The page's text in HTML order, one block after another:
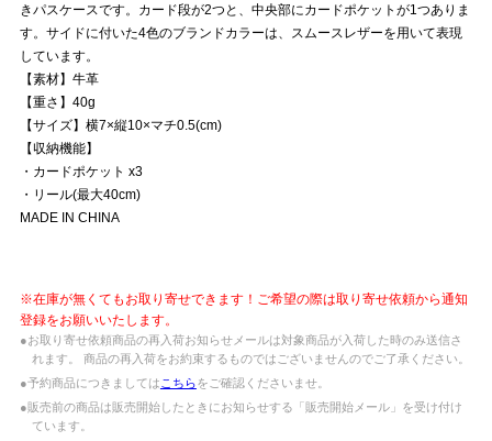
きパスケースです。カード段が2つと、中央部にカードポケットが1つありま
す。サイドに付いた4色のブランドカラーは、スムースレザーを用いて表現
しています。
【素材】牛革
【重さ】40g
【サイズ】横7×縦10×マチ0.5(cm)
【収納機能】
・カードポケット x3
・リール(最大40cm)
MADE IN CHINA
※在庫が無くてもお取り寄せできます！ご希望の際は取り寄せ依頼から通知
登録をお願いいたします。
●お取り寄せ依頼商品の再入荷お知らせメールは対象商品が入荷した時のみ送信さ
れます。 商品の再入荷をお約束するものではございませんのでご了承ください。
●予約商品につきましては こちらをご確認くださいませ。
●販売前の商品は販売開始したときにお知らせする「販売開始メール」を受け付け
ています。